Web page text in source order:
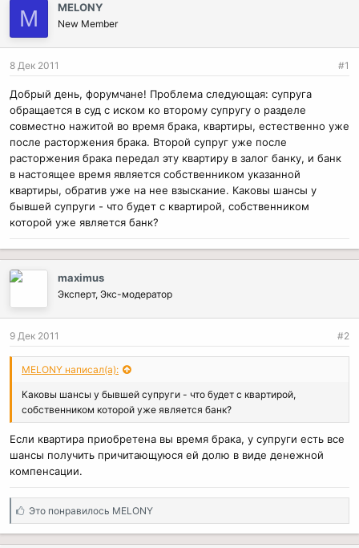
M MELONY
New Member
8 Дек 2011 #1
Добрый день, форумчане! Проблема следующая: супруга
обращается в суд с иском ко второму супругу о разделе
совместно нажитой во время брака, квартиры, естественно уже
после расторжения брака. Второй супруг уже после
расторжения брака передал эту квартиру в залог банку, и банк
в настоящее время является собственником указанной
квартиры, обратив уже на нее взыскание. Каковы шансы у
бывшей супруги - что будет с квартирой, собственником
которой уже является банк?
maximus
Эксперт, Экс-модератор
9 Дек 2011 #2
MELONY написал(а):
Каковы шансы у бывшей супруги - что будет с квартирой,
собственником которой уже является банк?
Если квартира приобретена вы время брака, у супруги есть все
шансы получить причитающуюся ей долю в виде денежной
компенсации.
С
и
Это понравилось MELONY